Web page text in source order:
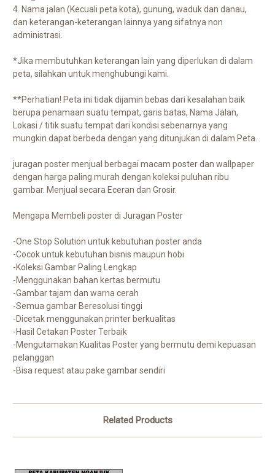
4. Nama jalan (Kecuali peta kota), gunung, waduk dan danau,
dan keterangan-keterangan lainnya yang sifatnya non
administrasi.
*Jika membutuhkan keterangan lain yang diperlukan di dalam
peta, silahkan untuk menghubungi kami.
**Perhatian! Peta ini tidak dijamin bebas dari kesalahan baik
berupa penamaan suatu tempat, garis batas, Nama Jalan,
Lokasi / titik suatu tempat dari kondisi sebenarnya yang
mungkin dapat berbeda dengan yang ditunjukan di dalam Peta.
juragan poster menjual berbagai macam poster dan wallpaper
dengan harga paling murah dengan koleksi puluhan ribu
gambar. Menjual secara Eceran dan Grosir.
Mengapa Membeli poster di Juragan Poster
-One Stop Solution untuk kebutuhan poster anda
-Cocok untuk kebutuhan bisnis maupun hobi
-Koleksi Gambar Paling Lengkap
-Menggunakan bahan kertas bermutu
-Gambar tajam dan warna cerah
-Semua gambar Beresolusi tinggi
-Dicetak menggunakan printer berkualitas
-Hasil Cetakan Poster Terbaik
-Mengutamakan Kualitas Poster yang bermutu demi kepuasan
pelanggan
-Bisa request atau pake gambar sendiri
Related Products